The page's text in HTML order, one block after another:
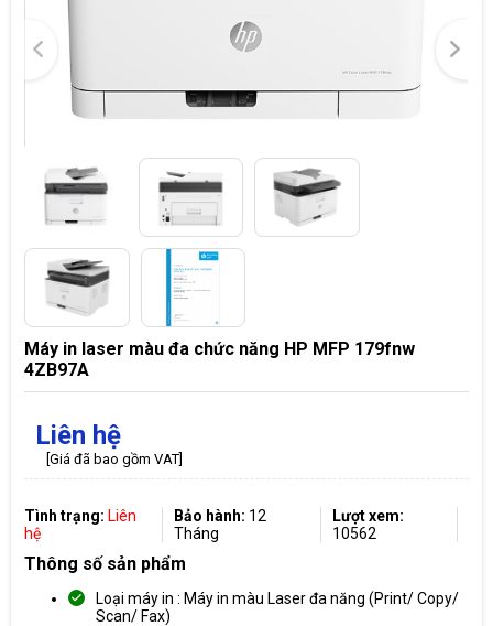
Máy in laser màu đa chức năng HP MFP 179fnw
4ZB97A
Liên hệ
[Giá đã bao gồm VAT]
Tình trạng: Liên
hệ
Bảo hành: 12
Tháng
Lượt xem:
10562
Thông số sản phẩm
Loại máy in : Máy in màu Laser đa năng (Print/ Copy/
Scan/ Fax)